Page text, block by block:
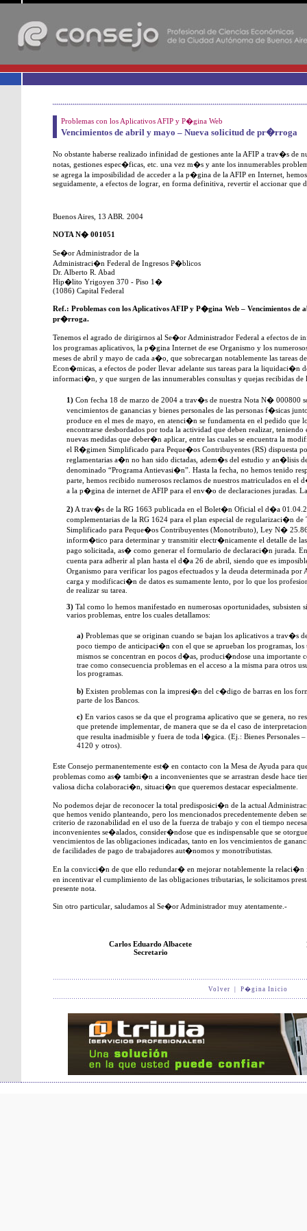
Problemas con los Aplicativos AFIP y P�gina Web
Vencimientos de abril y mayo – Nueva solicitud de pr�rroga
No obstante haberse realizado infinidad de gestiones ante la AFIP a trav�s de
notas, gestiones espec�ficas, etc. una vez m�s y ante los innumerables
se agrega la imposibilidad de acceder a la p�gina de la AFIP en Internet,
seguidamente, a efectos de lograr, en forma definitiva, revertir el accionar que
Buenos Aires, 13 ABR. 2004
NOTA N� 001051
Se�or Administrador de la
Administraci�n Federal de Ingresos P�blicos
Dr. Alberto R. Abad
Hip�lito Yrigoyen 370 - Piso 1�
(1086) Capital Federal
Ref.: Problemas con los Aplicativos AFIP y P�gina Web – Vencimientos de
pr�rroga.
Tenemos el agrado de dirigirnos al Se�or Administrador Federal a efectos de
los programas aplicativos, la p�gina Internet de ese Organismo y los
meses de abril y mayo de cada a�o, que sobrecargan notablemente las tareas
Econ�micas, a efectos de poder llevar adelante sus tareas para la liquidaci�n
informaci�n, y que surgen de las innumerables consultas y quejas recibidas de
1) Con fecha 18 de marzo de 2004 a trav�s de nuestra Nota N� 000800
vencimientos de ganancias y bienes personales de las personas f�sicas
produce en el mes de mayo, en atenci�n se fundamenta en el pedido que
encontrarse desbordados por toda la actividad que deben realizar,
nuevas medidas que deber�n aplicar, entre las cuales se encuentra la
el R�gimen Simplificado para Peque�os Contribuyentes (RS) dispuesta
reglamentarias a�n no han sido dictadas, adem�s del estudio y an�lisis
denominado “Programa Antievasi�n”. Hasta la fecha, no hemos tenido
parte, hemos recibido numerosos reclamos de nuestros matriculados en el
a la p�gina de internet de AFIP para el env�o de declaraciones juradas.
2) A trav�s de la RG 1663 publicada en el Bolet�n Oficial el d�a
complementarias de la RG 1624 para el plan especial de regularizaci�n
Simplificado para Peque�os Contribuyentes (Monotributo), Ley N�
inform�tico para determinar y transmitir electr�nicamente el detalle de
pago solicitada, as� como generar el formulario de declaraci�n jurada.
cuenta para adherir al plan hasta el d�a 26 de abril, siendo que es
Organismo para verificar los pagos efectuados y la deuda determinada
carga y modificaci�n de datos es sumamente lento, por lo que los
de realizar su tarea.
3) Tal como lo hemos manifestado en numerosas oportunidades, subsisten
varios problemas, entre los cuales detallamos:
a) Problemas que se originan cuando se bajan los aplicativos a trav�s
poco tiempo de anticipaci�n con el que se aprueban los programas, los
mismos se concentran en pocos d�as, produci�ndose una
trae como consecuencia problemas en el acceso a la misma para otros
los programas.
b) Existen problemas con la impresi�n del c�digo de barras en los
parte de los Bancos.
c) En varios casos se da que el programa aplicativo que se genera, no
que pretende implementar, de manera que se da el caso de
que resulta inadmisible y fuera de toda l�gica. (Ej.: Bienes Personales
4120 y otros).
Este Consejo permanentemente est� en contacto con la Mesa de Ayuda para
problemas como as� tambi�n a inconvenientes que se arrastran desde hace
valiosa dicha colaboraci�n, situaci�n que queremos destacar especialmente.
No podemos dejar de reconocer la total predisposici�n de la actual
que hemos venido planteando, pero los mencionados precedentemente deben
criterio de razonabilidad en el uso de la fuerza de trabajo y con el tiempo
inconvenientes se�alados, consider�ndose que es indispensable que se
vencimientos de las obligaciones indicadas, tanto en los vencimientos de
de facilidades de pago de trabajadores aut�nomos y monotributistas.
En la convicci�n de que ello redundar� en mejorar notablemente la
en incentivar el cumplimiento de las obligaciones tributarias, le solicitamos
presente nota.
Sin otro particular, saludamos al Se�or Administrador muy atentamente.-
Carlos Eduardo Albacete
Secretario
Volver P�gina Inicio